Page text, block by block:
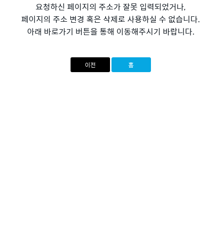
요청하신 페이지의 주소가 잘못 입력되었거나,
페이지의 주소 변경 혹은 삭제로 사용하실 수 없습니다.
아래 바로가기 버튼을 통해 이동해주시기 바랍니다.
이전 홈